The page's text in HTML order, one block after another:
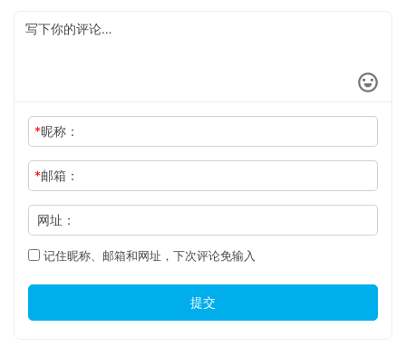
*昵称：
*邮箱：
网址：
记住昵称、邮箱和网址，下次评论免输入
提交